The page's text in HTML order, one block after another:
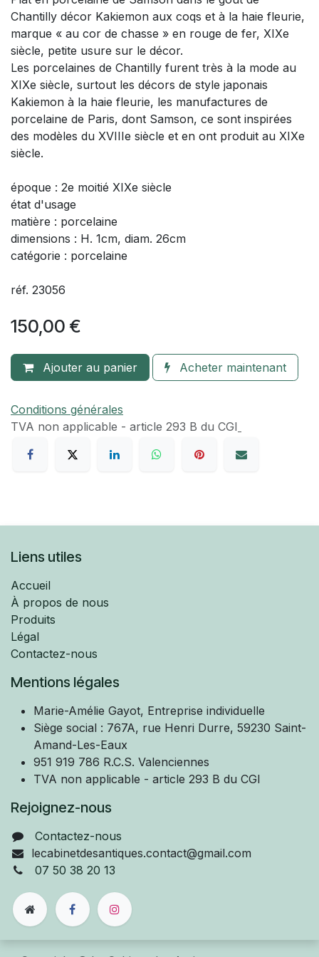
Chantilly décor Kakiemon aux coqs et à la haie fleurie,
marque « au cor de chasse » en rouge de fer, XIXe
siècle, petite usure sur le décor.
Les porcelaines de Chantilly furent très à la mode au
XIXe siècle, surtout les décors de style japonais
Kakiemon à la haie fleurie, les manufactures de
porcelaine de Paris, dont Samson, ce sont inspirées
des modèles du XVIIIe siècle et en ont produit au XIXe
siècle.
époque : 2e moitié XIXe siècle
état d'usage
matière : porcelaine
dimensions : H. 1cm, diam. 26cm
catégorie : porcelaine
réf. 23056
150,00 €
Ajouter au panier Acheter maintenant
Conditions générales
TVA​ non applicable - article 293 B du CGI
Liens utiles
Accueil
À propos de nous
Produits
Légal
Contactez-nous
Mentions légales
Marie-Amélie Gayot, Entreprise individuelle
Siège social : 767A, rue Henri Durre, 59230 Saint-
Amand-Les-Eaux
951 919 786 R.C.S. Valenciennes
TVA non applicable - article 293 B du CGI
Rejoignez-nous
Contactez-nous
lecabinetdesantiques.contact@gmail.com
07 50 38 20 13